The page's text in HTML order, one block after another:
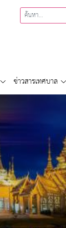
ข่าวสารเทศบาล